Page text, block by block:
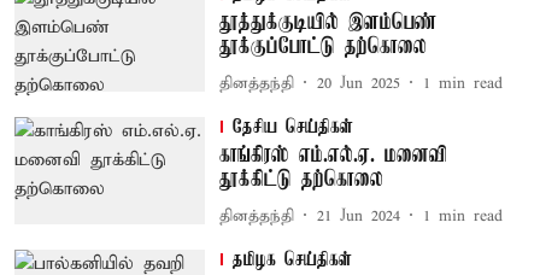
தூத்துக்குடியில் இளம்பெண்
தூக்குப்போட்டு தற்கொலை
தினத்தந்தி 20 Jun 2025 1 min read
தேசிய செய்திகள்
காங்கிரஸ் எம்.எல்.ஏ. மனைவி
தூக்கிட்டு தற்கொலை
தினத்தந்தி 21 Jun 2024 1 min read
தமிழக செய்திகள்